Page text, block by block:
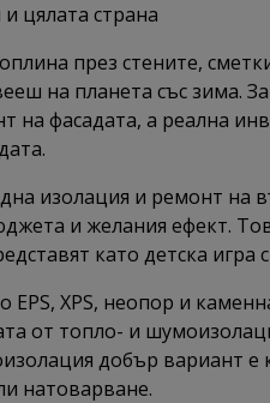
цялата страна
през стените,
на планета със зима.
на фасадата, а реална
изолация и ремонт
и желания ефект.
като детска игра
XPS, неопор и
от топло- и
добър вариант е
натоварване.